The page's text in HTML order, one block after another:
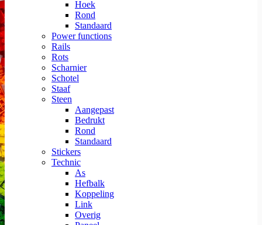
Hoek
Rond
Standaard
Power functions
Rails
Rots
Scharnier
Schotel
Staaf
Steen
Aangepast
Bedrukt
Rond
Standaard
Stickers
Technic
As
Hefbalk
Koppeling
Link
Overig